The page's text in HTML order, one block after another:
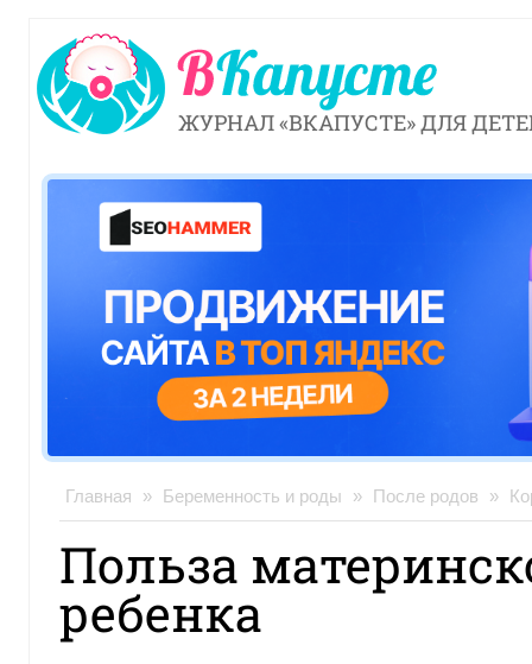
ЖУРНАЛ «ВКАПУСТЕ» ДЛЯ
Главная » Беременность и роды » После родов »
Польза
ребенка